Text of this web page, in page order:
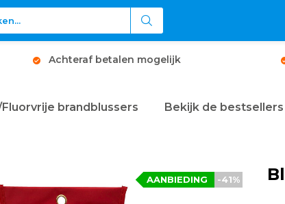
Achteraf betalen mogelijk
Fluorvrije brandblussers Bekijk de bestsellers
-41%
AANBIEDING